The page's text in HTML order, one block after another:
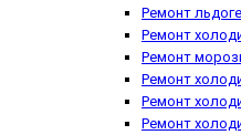
Ремонт
Ремонт
Ремонт
Ремонт
Ремонт
Ремонт